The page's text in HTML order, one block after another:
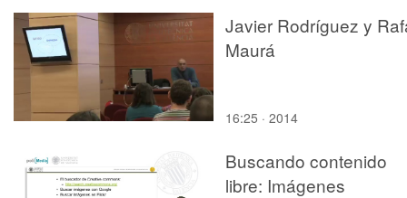
Javier Rodríguez y
Maurá
16:25 · 2014
Buscando contenido
libre: Imágenes